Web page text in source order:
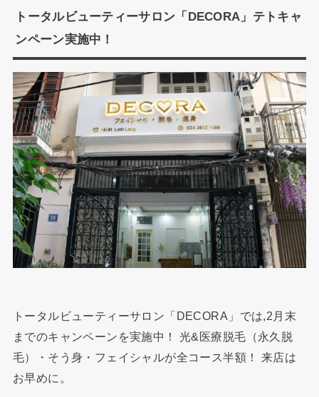
トータルビューティーサロン「DECORA」テトキャ
ンペーン実施中！
トータルビューティーサロン「DECORA」では,2月末
までのキャンペーンを実施中！ 光&医療脱毛（永久脱
毛）・そう身・フェイシャルが全コース半額！ 来店は
お早めに。